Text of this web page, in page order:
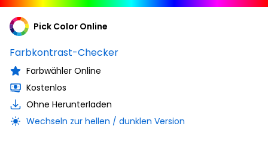
Pick Color Online
Farbkontrast-Checker
Farbwähler Online
Kostenlos
Ohne Herunterladen
Wechseln zur hellen / dunklen Version